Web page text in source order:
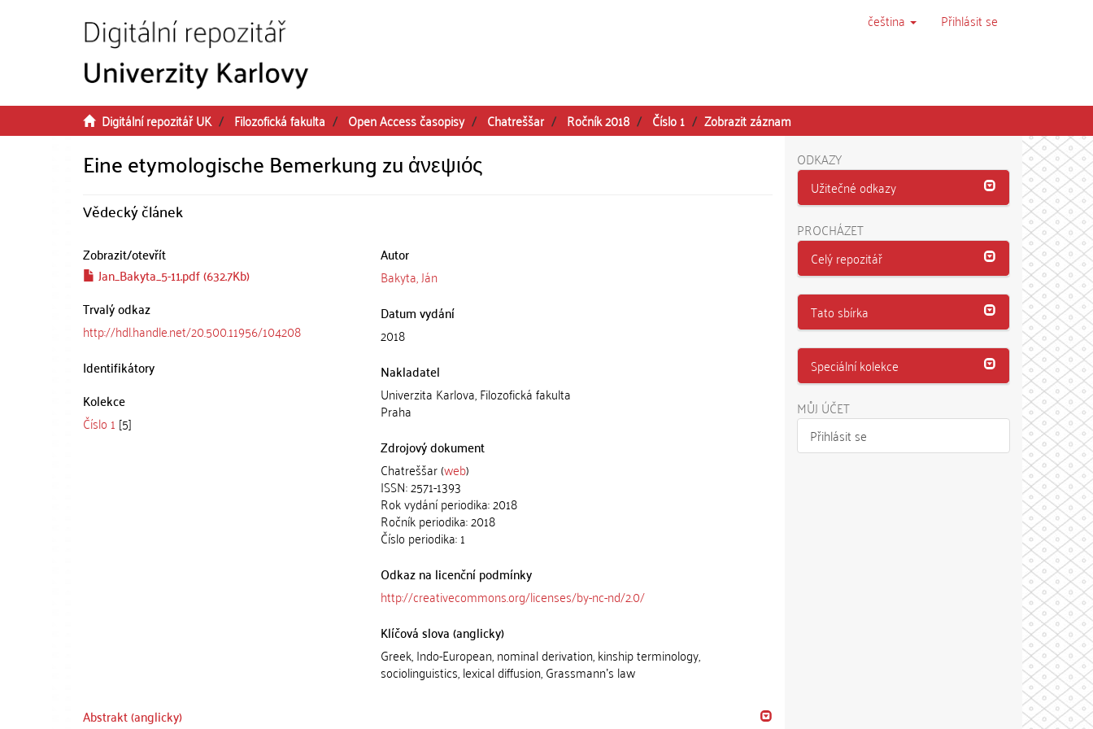
čeština Přihlásit se
Digitální repozitář UK Filozofická fakulta Open Access časopisy Chatreššar Ročník 2018 Číslo 1 Zobrazit záznam
Eine etymologische Bemerkung zu ἀνεψιός
Vědecký článek
Zobrazit/otevřít
Jan_Bakyta_5-11.pdf (632.7Kb)
Trvalý odkaz
http://hdl.handle.net/20.500.11956/104208
Identifikátory
Kolekce
Číslo 1 [5]
Autor
Bakyta, Ján
Datum vydání
2018
Nakladatel
Univerzita Karlova, Filozofická fakulta
Praha
Zdrojový dokument
Chatreššar (web)
ISSN: 2571-1393
Rok vydání periodika: 2018
Ročník periodika: 2018
Číslo periodika: 1
Odkaz na licenční podmínky
http://creativecommons.org/licenses/by-nc-nd/2.0/
Klíčová slova (anglicky)
Greek, Indo-European, nominal derivation, kinship terminology,
sociolinguistics, lexical diffusion, Grassmannʼs law
Abstrakt (anglicky)
ODKAZY
Užitečné odkazy
PROCHÁZET
Celý repozitář
Tato sbírka
Speciální kolekce
MŮJ ÚČET
Přihlásit se